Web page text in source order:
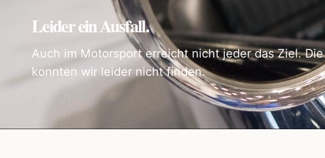
Leider ein Ausfall.
Auch im Motorsport erreicht nicht jeder das Ziel.
konnten wir leider nicht finden.